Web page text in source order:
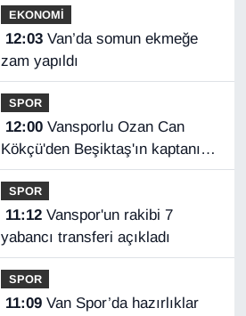
EKONOMİ
12:03Van’da somun ekmeğe
zam yapıldı
SPOR
12:00Vansporlu Ozan Can
Kökçü'den Beşiktaş'ın kaptanı
kardeşi Orkun'a destek
SPOR
11:12Vanspor'un rakibi 7
yabancı transferi açıkladı
SPOR
11:09Van Spor’da hazırlıklar